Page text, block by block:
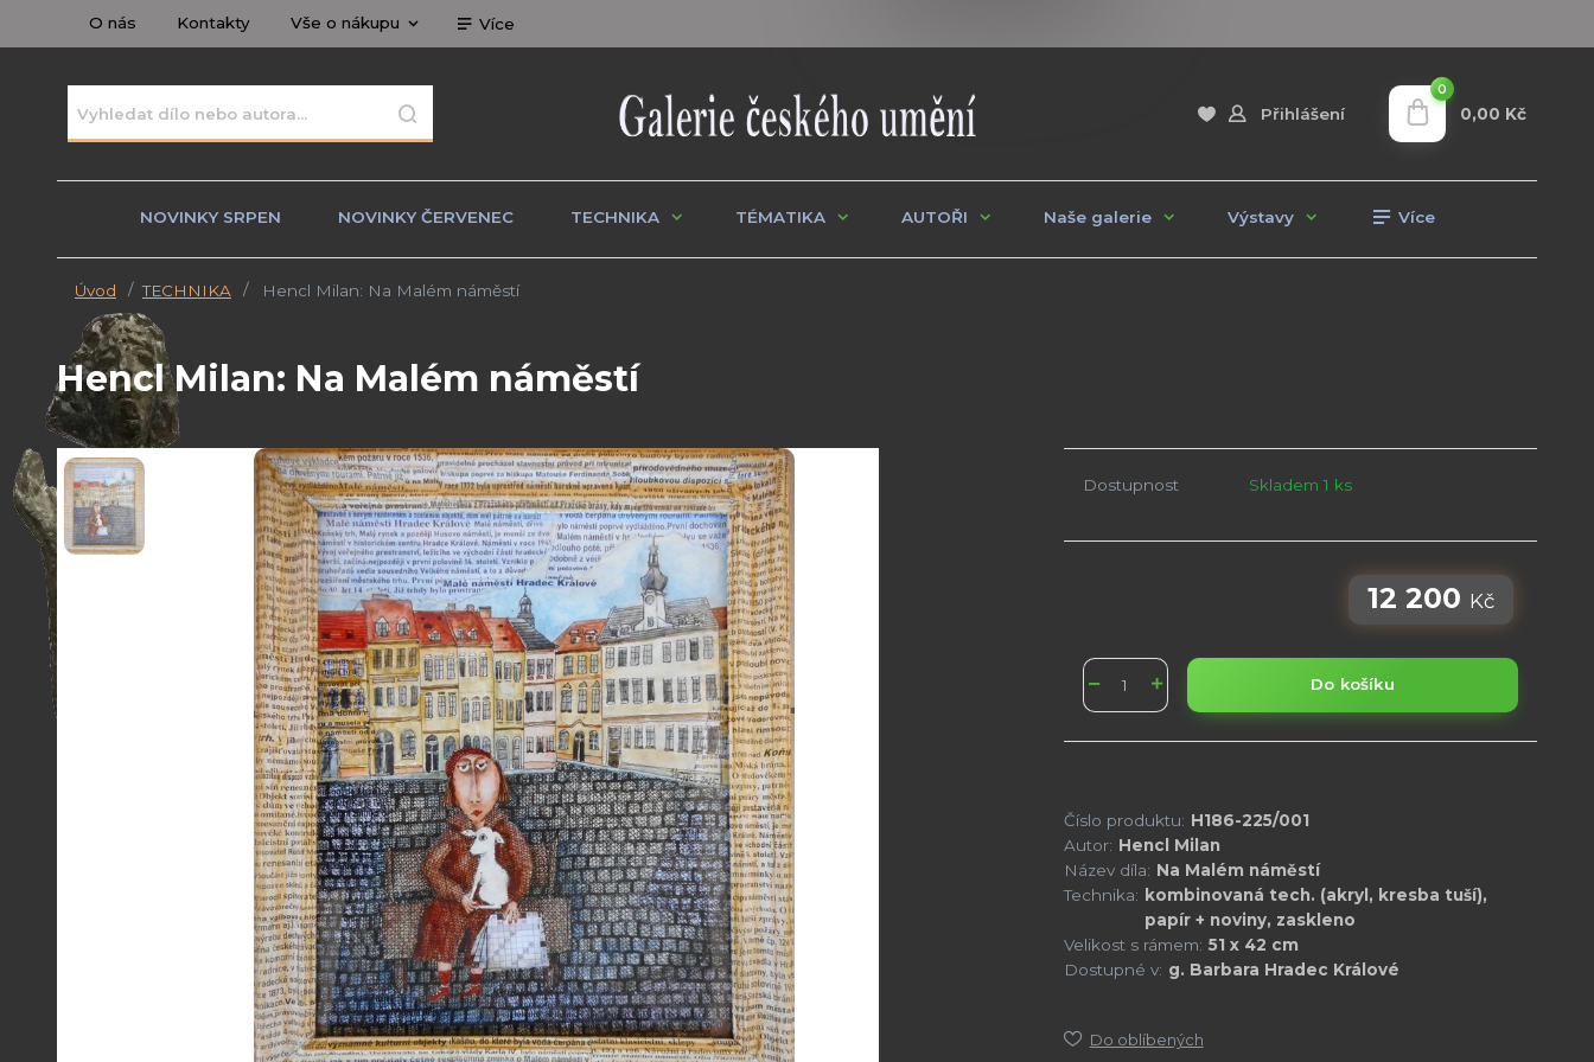
O nás Kontakty Vše o nákupu Více
Přihlášení
0
0,00 Kč
NOVINKY SRPEN NOVINKY ČERVENEC TECHNIKA TÉMATIKA AUTOŘI Naše galerie Výstavy Více
Úvod TECHNIKA Hencl Milan: Na Malém náměstí
Hencl Milan: Na Malém náměstí
Dostupnost Skladem 1 ks
12 200 Kč
Do košíku
Číslo produktu: H186-225/001
Autor: Hencl Milan
Název díla: Na Malém náměstí
Technika: kombinovaná tech. (akryl, kresba tuší),
papír + noviny, zaskleno
Velikost s rámem: 51 x 42 cm
Dostupné v: g. Barbara Hradec Králové
Do oblíbených